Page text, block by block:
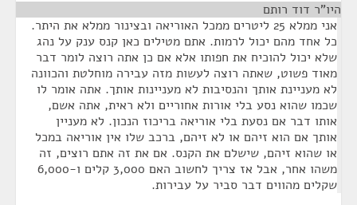
היו"ר דוד רותם
אני ממלא 25 ליטרים ממכל האוריאה ובצינור ממלא את היתר.
כל אחד מהם יכול לרמות. אתם מטילים כאן קנס ענק על נהג
שלא יכול להוכיח את חפותו אלא אם כן אתה רוצה לומר דבר
מאוד פשוט, שאתה רוצה לעשות מזה עבירה מוחלטת והכוונה
לא מעניינת אותך והנסיבות לא מעניינות אותך. אתה אומר לו
שכמו שהוא נסע בלי אורות אחוריים ולא ראית, אתה אשם,
אותו דבר אם נסעת בלי אוריאה בריכוז הנכון. לא מעניין
אותך אם הוא זיהם או לא זיהם, ברכב שלו אין אוריאה במכל
או שהוא זיהם, שישלם את הקנס. אם את זה אתם רוצים, זה
משהו אחר, אבל אז צריך לחשוב האם 3,000 קלים ו-6,000
שקלים מהווים דבר סביר על עבירות.